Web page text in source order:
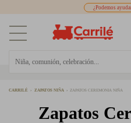
¿Podemos
CARRILÉ ZAPATOS NIÑA ZAPATOS CEREMONIA NIÑA
Zapatos